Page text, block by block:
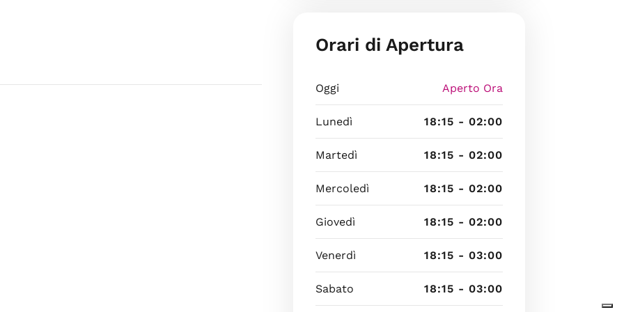
Orari di Apertura
Oggi Aperto Ora
Lunedì 18:15 - 02:00
Martedì 18:15 - 02:00
Mercoledì 18:15 - 02:00
Giovedì 18:15 - 02:00
Venerdì 18:15 - 03:00
Sabato 18:15 - 03:00